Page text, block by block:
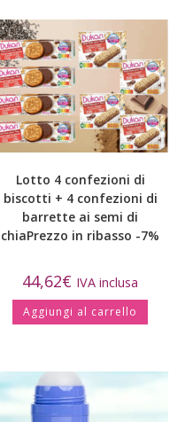
Lotto 4 confezioni di
biscotti + 4 confezioni di
barrette ai semi di
chiaPrezzo in ribasso -7%
44,62€ IVA inclusa
Aggiungi al carrello